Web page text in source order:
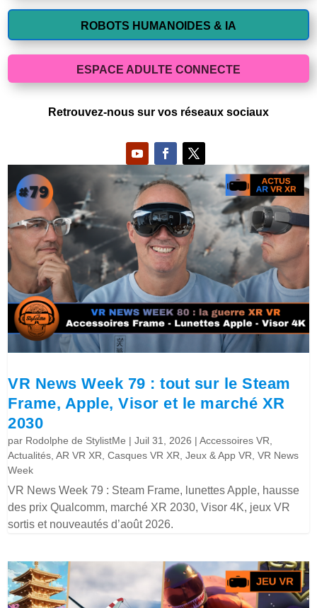
ROBOTS HUMANOIDES & IA
ESPACE ADULTE CONNECTE
Retrouvez-nous sur vos réseaux sociaux
VR News Week 79 : tout sur le Steam
Frame, Apple, Visor et le marché XR
2030
par Rodolphe de StylistMe |Juil 31, 2026 |Accessoires VR
Actualités ,AR VR XR ,Casques VR XR ,Jeux & App VR ,VR News
Week
VR News Week 79 : Steam Frame, lunettes Apple, hausse
des prix Qualcomm, marché XR 2030, Visor 4K, jeux VR
sortis et nouveautés d’août 2026.